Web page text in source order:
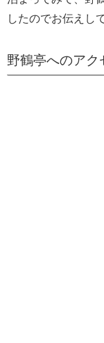
したのでお伝えし
野鶴亭へのアク